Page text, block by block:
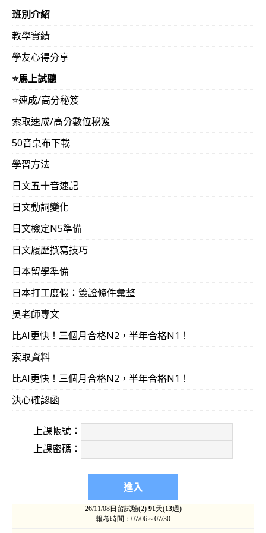
班別介紹
教學實績
學友心得分享
⭐️馬上試聽
⭐️速成/高分秘笈
索取速成/高分數位秘笈
50音桌布下載
學習方法
日文五十音速記
日文動詞變化
日文檢定N5準備
日文履歷撰寫技巧
日本留學準備
日本打工度假：簽證條件彙整
吳老師專文
比AI更快！三個月合格N2，半年合格N1！
索取資料
比AI更快！三個月合格N2，半年合格N1！
決心確認函
上課帳號：
上課密碼：